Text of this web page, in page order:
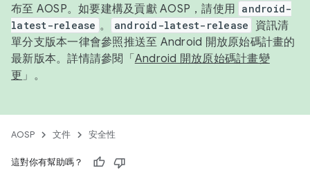
布至 AOSP。如要建構及貢獻 AOSP，請使用 android-
latest-release 。 android-latest-release
資訊清
單分支版本一律會參照推送至 Android 開放原始碼計畫的
最新版本。詳情請參閱「 Android 開放原始碼計畫變
更 」。
AOSP 文件 安全性
這對你有幫助嗎？